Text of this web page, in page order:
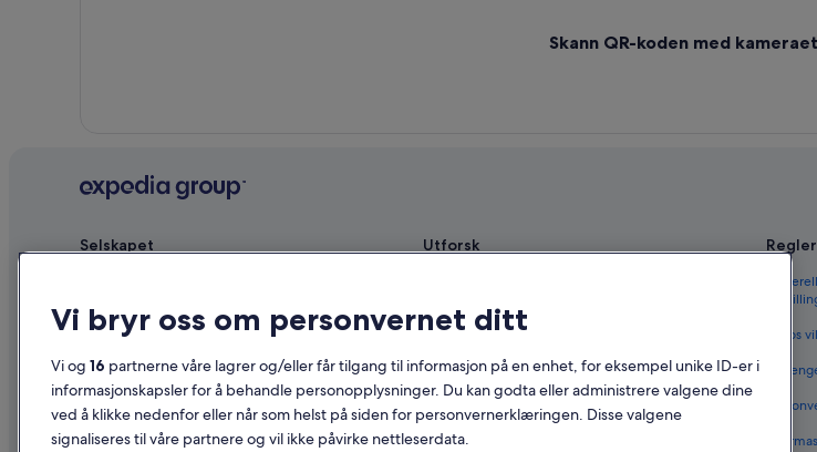
Skann QR-koden med
Selskapet
Ledige stillinger
Partnerskap
Advertising
Utforsk
Hoteller i Norge
Pakkereiser i Norge
Flyreiser innenlands
Regler
Vrbos
Vi bryr oss om personvernet ditt
Vi og 16 partnerne våre lagrer og/eller får tilgang til informasjon på en enhet, for eksempel unike ID-er i
informasjonskapsler for å behandle personopplysninger. Du kan godta eller administrere valgene dine
ved å klikke nedenfor eller når som helst på siden for personvernerklæringen. Disse valgene
signaliseres til våre partnere og vil ikke påvirke nettleserdata.